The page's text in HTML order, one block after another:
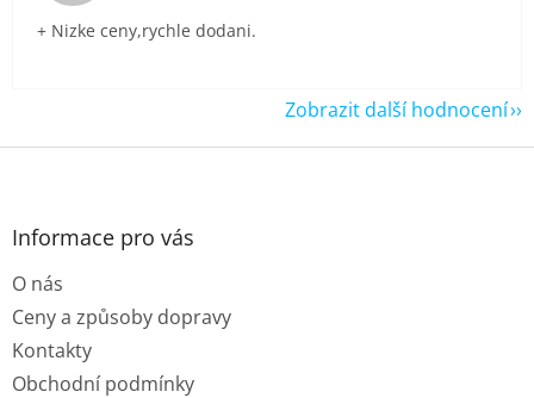
+ Nizke ceny,rychle dodani.
Zobrazit další hodnocení
Z
Informace pro vás
O nás
Ceny a způsoby dopravy
Kontakty
Obchodní podmínky